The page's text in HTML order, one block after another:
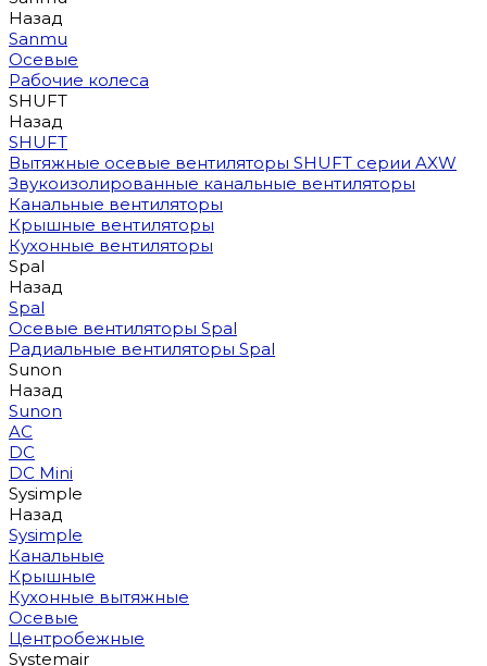
Назад
Sanmu
Осевые
Рабочие колеса
SHUFT
Назад
SHUFT
Вытяжные осевые вентиляторы SHUFT серии AXW
Звукоизолированные канальные вентиляторы
Канальные вентиляторы
Крышные вентиляторы
Кухонные вентиляторы
Spal
Назад
Spal
Осевые вентиляторы Spal
Радиальные вентиляторы Spal
Sunon
Назад
Sunon
AC
DC
DC Mini
Sysimple
Назад
Sysimple
Канальные
Крышные
Кухонные вытяжные
Осевые
Центробежные
Systemair